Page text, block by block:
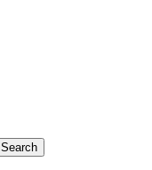
Search